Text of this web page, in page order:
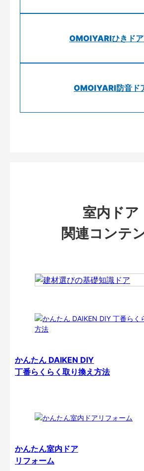
OMOIYARIひきド
OMOIYARI防音ド
室内ドア
関連コンテ
かんたん DAIKEN DIY
丁番らくらく取り換え方法
かんたん室内ドア
リフォーム